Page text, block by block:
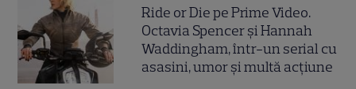
Ride or Die pe Prime Video.
Octavia Spencer și Hannah
Waddingham, într-un serial cu
asasini, umor și multă acțiune